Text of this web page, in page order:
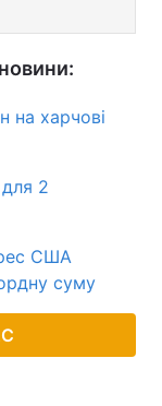
на харчові
2
США
суму